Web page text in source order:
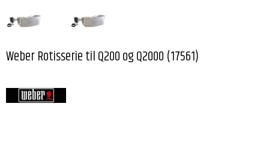
Weber Rotisserie til Q200 og Q2000 (17561)